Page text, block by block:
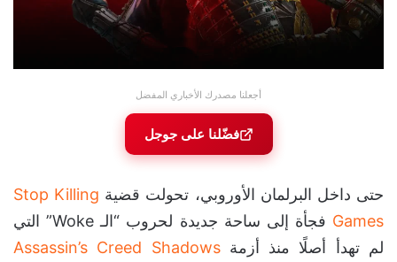
أجعلنا مصدرك الأخباري المفضل
فضّلنا على جوجل
حتى داخل البرلمان الأوروبي، تحولت قضية Stop Killing
Games
فجأة إلى ساحة جديدة لحروب “الـ Woke” التي
لم تهدأ أصلًا منذ أزمةAssassin’s Creed Shadows